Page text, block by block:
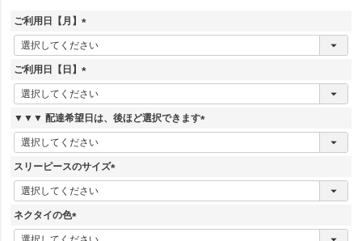
ご利用日【月】
(
必
須
)
ご利用日【日】
(
必
須
)
▼▼▼ 配達希望日は、後ほど選択できます
(
必
)
スリーピースのサイズ
(
必
)
ネクタイの色
(